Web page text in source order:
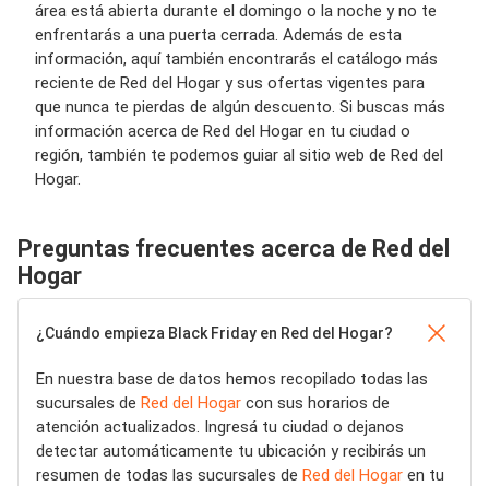
área está abierta durante el domingo o la noche y no te
enfrentarás a una puerta cerrada. Además de esta
información, aquí también encontrarás el catálogo más
reciente de Red del Hogar y sus ofertas vigentes para
que nunca te pierdas de algún descuento. Si buscas más
información acerca de Red del Hogar en tu ciudad o
región, también te podemos guiar al sitio web de Red del
Hogar.
Preguntas frecuentes acerca de Red del
Hogar
¿Cuándo empieza Black Friday en Red del Hogar?
En nuestra base de datos hemos recopilado todas las
sucursales de Red del Hogar con sus horarios de
atención actualizados. Ingresá tu ciudad o dejanos
detectar automáticamente tu ubicación y recibirás un
resumen de todas las sucursales de Red del Hogar en tu